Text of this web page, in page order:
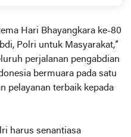
Hari Bhayangkara ke-80
Polri untuk Masyarakat,”
perjalanan pengabdian
bermuara pada satu
pelayanan terbaik kepada
harus senantiasa